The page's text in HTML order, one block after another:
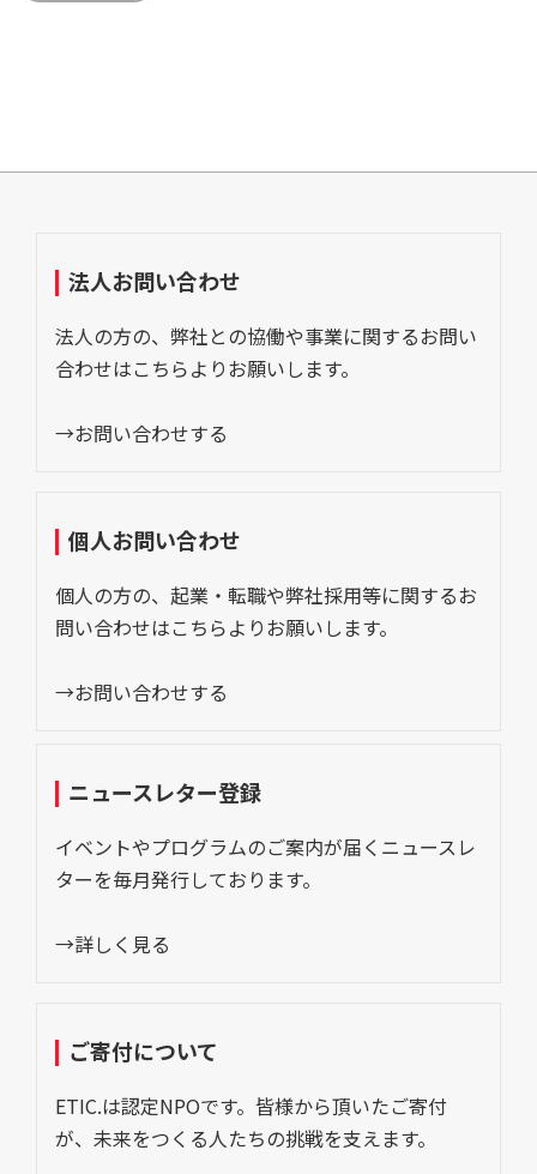
法人お問い合わせ
法人の方の、弊社との協働や事業に関するお問い
合わせはこちらよりお願いします。
→お問い合わせする
個人お問い合わせ
個人の方の、起業・転職や弊社採用等に関するお
問い合わせはこちらよりお願いします。
→お問い合わせする
ニュースレター登録
イベントやプログラムのご案内が届くニュースレ
ターを毎月発行しております。
→詳しく見る
ご寄付について
ETIC.は認定NPOです。皆様から頂いたご寄付
が、未来をつくる人たちの挑戦を支えます。